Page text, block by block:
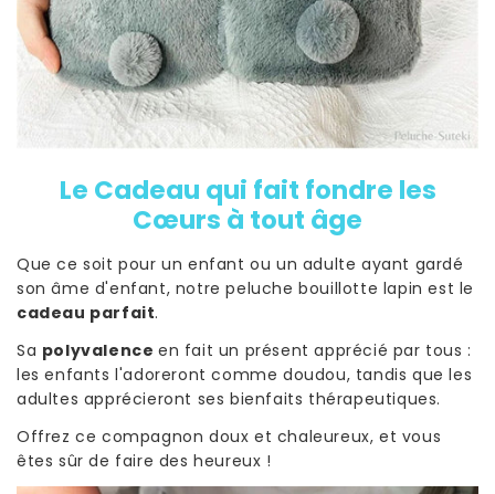
Le Cadeau qui fait fondre les
Cœurs à tout âge
Que ce soit pour un enfant ou un adulte ayant gardé
son âme d'enfant, notre peluche bouillotte lapin est le
cadeau parfait.
Sa polyvalenceen fait un présent apprécié par tous :
les enfants l'adoreront comme doudou, tandis que les
adultes apprécieront ses bienfaits thérapeutiques.
Offrez ce compagnon doux et chaleureux, et vous
êtes sûr de faire des heureux !